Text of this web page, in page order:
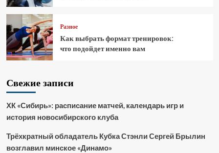
Разное
Как выбрать формат тренировок:
что подойдет именно вам
Свежие записи
ХК «Сибирь»: расписание матчей, календарь игр и
история новосибирского клуба
Трёхкратный обладатель Кубка Стэнли Сергей Брылин
возглавил минское «Динамо»